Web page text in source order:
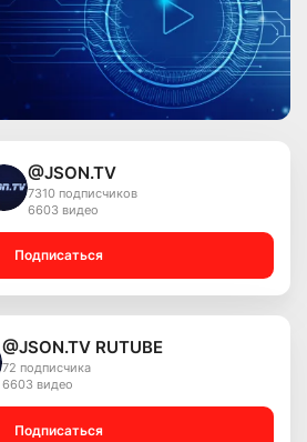
@JSON.TV
7310 подписчиков
6603 видео
Подписаться
@JSON.TV RUTUBE
72 подписчика
6603 видео
Подписаться